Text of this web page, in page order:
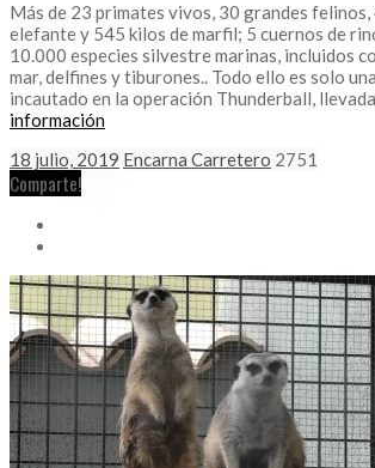
Más de 23 primates vivos, 30 grandes
elefante y 545 kilos de marfil; 5 cuernos de
10.000 especies silvestre marinas, incluidos
mar, delfines y tiburones.. Todo ello es solo
incautado en la operación Thunderball,
información
18 julio, 2019 Encarna Carretero 2751
Comparte!